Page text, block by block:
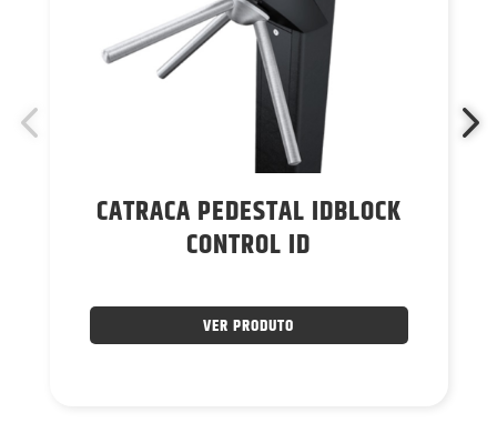
CATRACA PEDESTAL IDBLOCK
CONTROL ID
VER PRODUTO